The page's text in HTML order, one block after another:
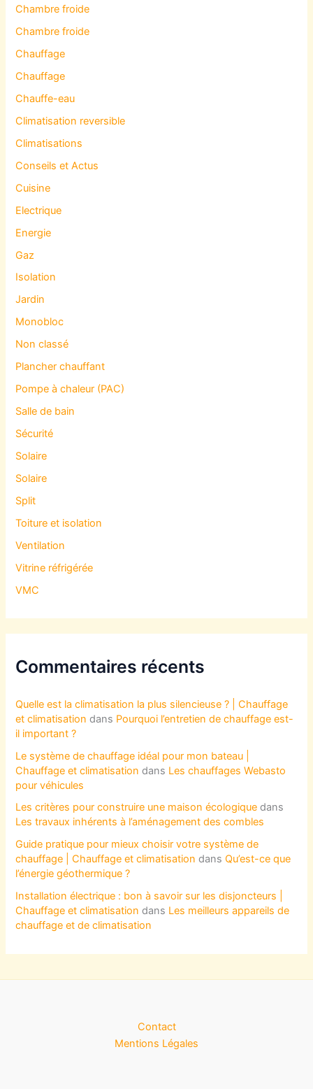
Chambre froide
Chambre froide
Chauffage
Chauffage
Chauffe-eau
Climatisation reversible
Climatisations
Conseils et Actus
Cuisine
Electrique
Energie
Gaz
Isolation
Jardin
Monobloc
Non classé
Plancher chauffant
Pompe à chaleur (PAC)
Salle de bain
Sécurité
Solaire
Solaire
Split
Toiture et isolation
Ventilation
Vitrine réfrigérée
VMC
Commentaires récents
Quelle est la climatisation la plus silencieuse ? | Chauffage
et climatisation dans Pourquoi l’entretien de chauffage est-
il important ?
Le système de chauffage idéal pour mon bateau |
Chauffage et climatisation dans Les chauffages Webasto
pour véhicules
Les critères pour construire une maison écologique dans
Les travaux inhérents à l’aménagement des combles
Guide pratique pour mieux choisir votre système de
chauffage | Chauffage et climatisation dansQu’est-ce que
l’énergie géothermique ?
Installation électrique : bon à savoir sur les disjoncteurs |
Chauffage et climatisation dans Les meilleurs appareils de
chauffage et de climatisation
Contact
Mentions Légales